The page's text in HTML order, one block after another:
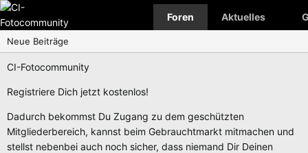
Foren Aktuelles
Neue Beiträge
CI-Fotocommunity
Registriere Dich jetzt kostenlos!
Dadurch bekommst Du Zugang zu dem geschützten
Mitgliederbereich, kannst beim Gebrauchtmarkt mitmachen und
stellst nebenbei auch noch sicher, dass niemand Dir Deinen